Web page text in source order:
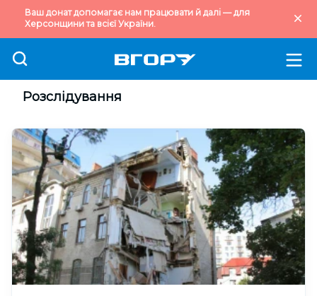
Ваш донат допомагає нам працювати й далі — для
Херсонщини та всієї України.
Розслідування